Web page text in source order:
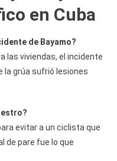
en Cuba
de Bayamo?
las viviendas, el incidente
la grúa sufrió lesiones
evitar a un ciclista que
de pare fue lo que